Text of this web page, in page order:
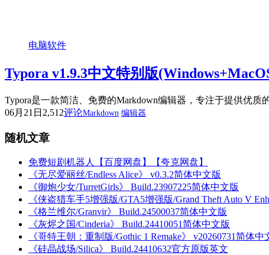
电脑软件
Typora v1.9.3中文特别版
Typora是一款简洁、免费的Markdown编辑器，专注于提供优
06月21日 2,512评论Markdown 编辑器
随机文章
免费短剧机器人【百度网盘】【夸克网盘】
《无尽爱丽丝/Endless Alice》 v0.3.2简体中文版
《御炮少女/TurretGirls》 Build.23907225简体中文版
《侠盗猎车手5增强版/GTA5增强版/Grand Theft Auto V
《格兰维尔/Granvir》 Build.24500037简体中文版
《灰烬之国/Cinderia》 Build.24410051简体中文版
《哥特王朝：重制版/Gothic 1 Remake》 v20260731简体中
《硅晶战场/Silica》 Build.24410632官方原版英文